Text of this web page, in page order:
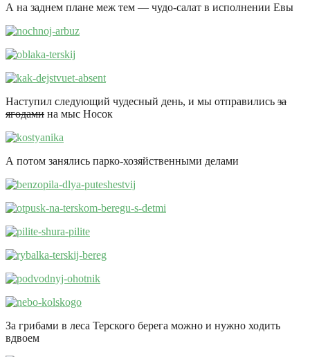
А на заднем плане меж тем — чудо-салат в исполнении Евы
Наступил следующий чудесный день, и мы отправились за
ягодами на мыс Носок
А потом занялись парко-хозяйственными делами
За грибами в леса Терского берега можно и нужно ходить
вдвоем